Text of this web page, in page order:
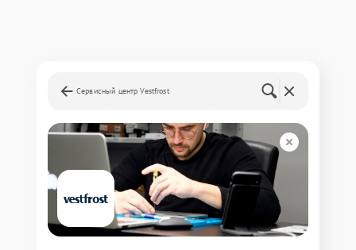
Сервисный центр Vestfrost